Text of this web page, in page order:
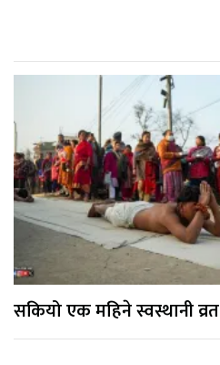
सकियो एक महिने स्वस्थानी व्रत